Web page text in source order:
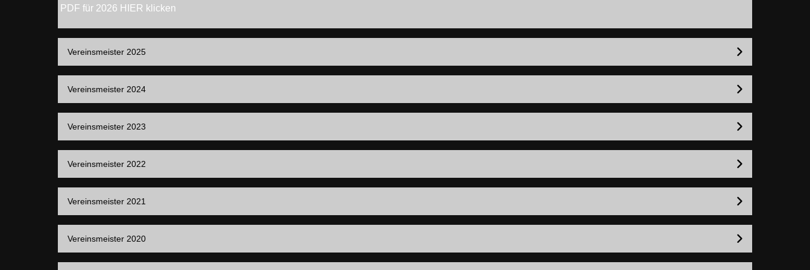
PDF für 2026 HIER klicken
Vereinsmeister 2025
Vereinsmeister 2024
Vereinsmeister 2023
Vereinsmeister 2022
Vereinsmeister 2021
Vereinsmeister 2020